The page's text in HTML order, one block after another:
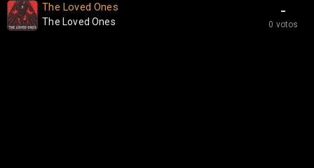
-
0 votos
The Loved Ones
The Loved Ones